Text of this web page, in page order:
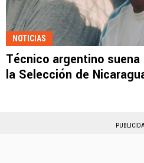
NOTICIAS
Técnico argentino
la Selección de